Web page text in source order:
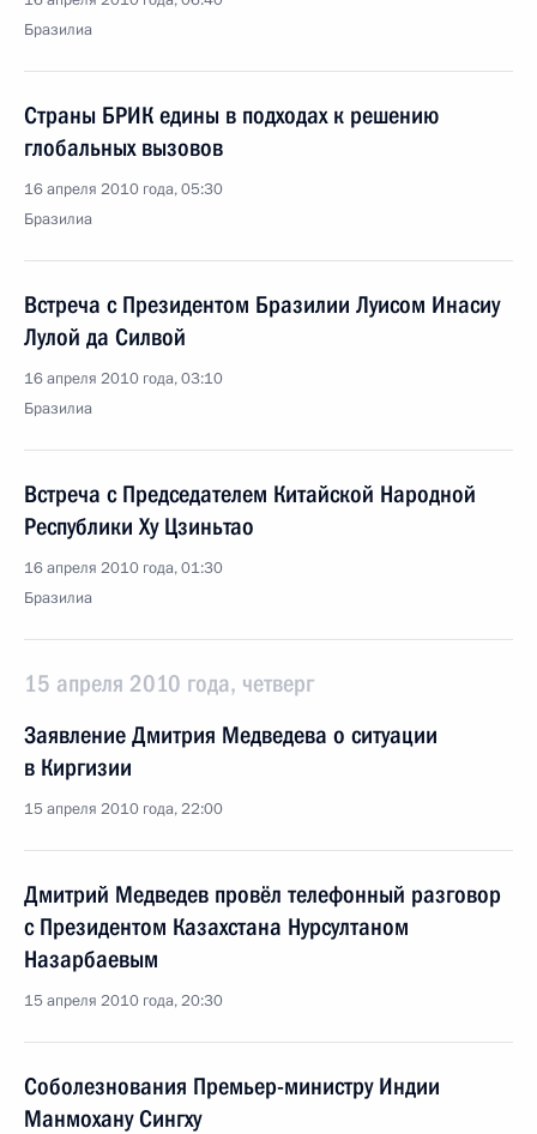
Бразилиа
Страны БРИК едины в подходах к решению
глобальных вызовов
16 апреля 2010 года, 05:30
Бразилиа
Встреча с Президентом Бразилии Луисом Инасиу
Лулой да Силвой
16 апреля 2010 года, 03:10
Бразилиа
Встреча с Председателем Китайской Народной
Республики Ху Цзиньтао
16 апреля 2010 года, 01:30
Бразилиа
15 апреля 2010 года, четверг
Заявление Дмитрия Медведева о ситуации
в Киргизии
15 апреля 2010 года, 22:00
Дмитрий Медведев провёл телефонный разговор
с Президентом Казахстана Нурсултаном
Назарбаевым
15 апреля 2010 года, 20:30
Соболезнования Премьер-министру Индии
Манмохану Сингху